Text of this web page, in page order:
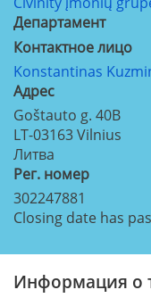
Департамент
Контактное лицо
Konstantinas
Aдрес
Goštauto g. 40B
LT-03163Vilnius
Литва
Рег. номер
302247881
Closing date has
Информация о